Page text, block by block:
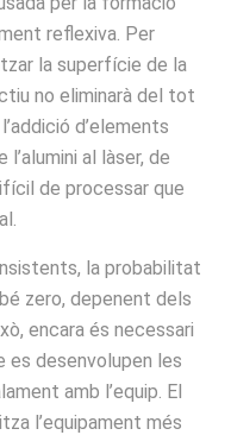
reflexiva. Per
la superfície de la
no eliminarà del tot
d’elements
al làser, de
de processar que
la probabilitat
zero, depenent dels
encara és necessari
es desenvolupen les
amb l’equip. El
l’equipament més